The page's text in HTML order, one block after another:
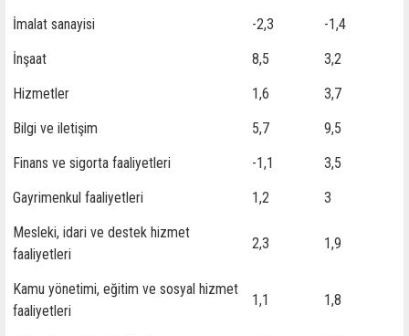
İmalat sanayisi
-2,3
-1,4
İnşaat
8,5
3,2
Hizmetler
1,6
3,7
Bilgi ve iletişim
5,7
9,5
Finans ve sigorta faaliyetleri
-1,1
3,5
Gayrimenkul faaliyetleri
1,2
3
Mesleki, idari ve destek hizmet
faaliyetleri
2,3 1,9
Kamu yönetimi, eğitim ve sosyal hizmet
faaliyetleri
1,1 1,8